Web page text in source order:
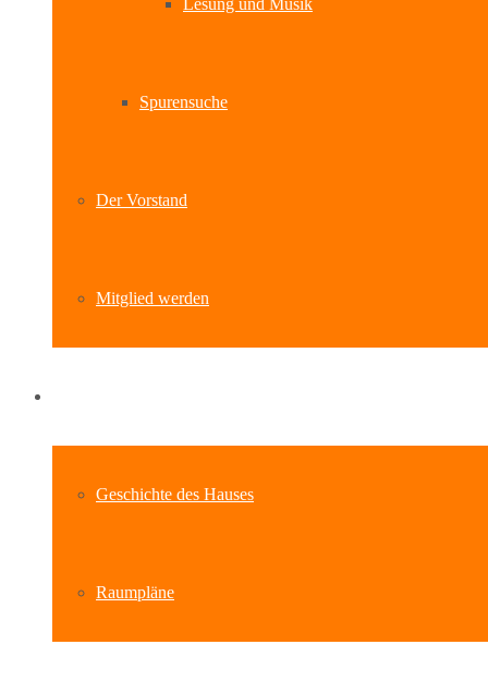
Lesung und Musik
Spurensuche
Der Vorstand
Mitglied werden
Geschichte des Hauses
Raumpläne